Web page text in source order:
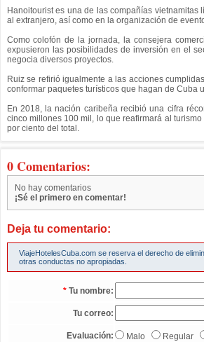
Hanoitourist es una de las compañías
al extranjero, así como en la organización de
Como colofón de la jornada, la consejera
expusieron las posibilidades de inversión en el
negocia diversos proyectos.
Ruiz se refirió igualmente a las acciones
conformar paquetes turísticos que hagan de Cuba
En 2018, la nación caribeña recibió una cifra
cinco millones 100 mil, lo que reafirmará al
por ciento del total.
0 Comentarios:
No hay comentarios
¡Sé el primero en comentar!
Deja tu comentario:
ViajeHotelesCuba.com se reserva el derecho de
otras conductas no apropiadas.
* Tu nombre:
Tu correo:
Evaluación: Malo Regular